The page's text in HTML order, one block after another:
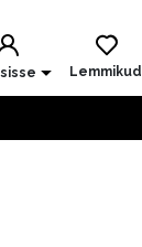
Lemmikud